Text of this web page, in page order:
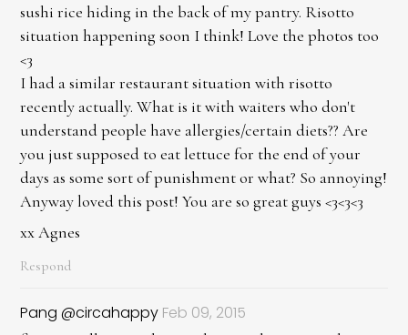
sushi rice hiding in the back of my pantry. Risotto
situation happening soon I think! Love the photos too
<3
I had a similar restaurant situation with risotto
recently actually. What is it with waiters who don't
understand people have allergies/certain diets?? Are
you just supposed to eat lettuce for the end of your
days as some sort of punishment or what? So annoying!
Anyway loved this post! You are so great guys <3<3<3
xx Agnes
Respond
Pang @circahappy Feb 09, 2015